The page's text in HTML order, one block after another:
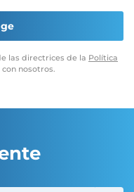
las directrices de la Política
nosotros.